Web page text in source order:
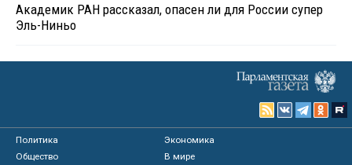
Академик РАН рассказал, опасен ли для России супер
Эль-Ниньо
Политика
Экономика
Общество
В мире